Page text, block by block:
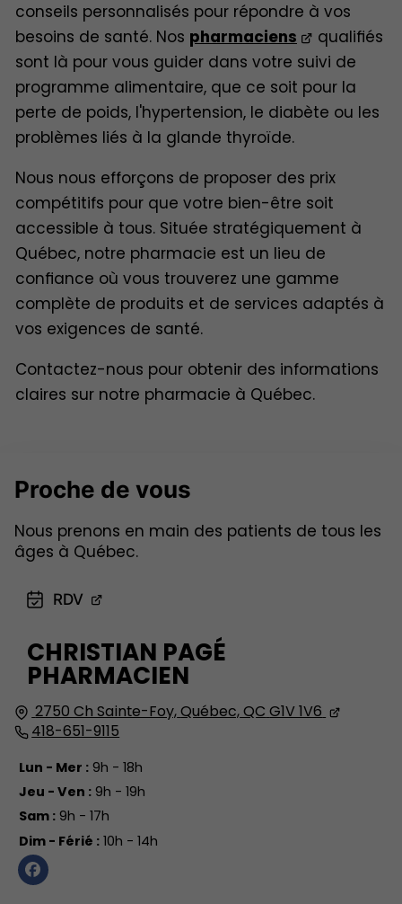
conseils personnalisés pour répondre à vos
besoins de santé. Nos pharmaciens
qualifiés
sont là pour vous guider dans votre suivi de
programme alimentaire, que ce soit pour la
perte de poids, l'hypertension, le diabète ou les
problèmes liés à la glande thyroïde.
Nous nous efforçons de proposer des prix
compétitifs pour que votre bien-être soit
accessible à tous. Située stratégiquement à
Québec, notre pharmacie est un lieu de
confiance où vous trouverez une gamme
complète de produits et de services adaptés à
vos exigences de santé.
Contactez-nous pour obtenir des informations
claires sur notre pharmacie à Québec.
CHRISTIAN PAGÉ
PHARMACIEN
2750 Ch Sainte-Foy,Québec, QC G1V 1V6
418-651-9115
Lun - Mer :9h - 18h
Jeu - Ven :9h - 19h
Sam :9h - 17h
Dim - Férié :10h - 14h
Proche de vous
Nous prenons en main des patients de tous les
âges à Québec.
RDV